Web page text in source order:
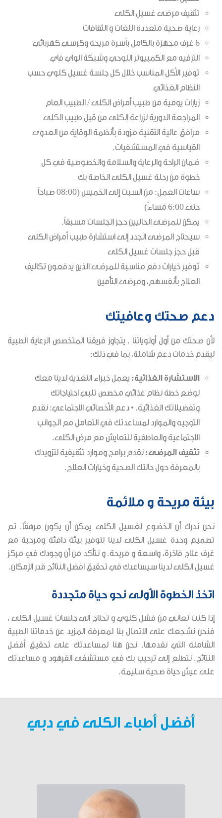
تثقيف مرضى غسيل الكلى
رعاية صحية متعددة اللغات و الثقافات
6 غرف مجهزة بالكامل بأسرة مريحة وكرسي كهربائي
الترفيه مع الكمبيوتر اللوحي وشبكة الواي فاي
توفير الأكل المناسب خلال كل جلسة غسيل كلوي حسب
النظام الغذائي
زيارات يومية من طبيب أمراض الكلى / الطبيب العام
المراجعة الدورية لزراعة الكلى من قبل طبيب الكلى
مرافق عالية التقنية مزودة بأنظمة الوقاية من العدوى
القياسية في المستشفيات.
ضمان الراحة والرعاية والسلامة والخصوصية في كل
خطوة من رحلة غسيل الكلى الخاصة بك
ساعات العمل: من السبت إلى الخميس (08:00 صباحاً
حتى 6:00 مساءً)
يمكن للمرضى الحاليين حجز الجلسات مسبقاً.
سيحتاج المرضى الجدد إلى استشارة طبيب أمراض الكلى
قبل حجز جلسات غسيل الكلى
توفير خيارات دفع مناسبة للمرضى الذين يدفعون تكاليف
العلاج بأنفسهم، ومرضى التأمين
دعم صحتك وعافيتك
لأن صحتك من أول أولوياتنا . يتجاوز فريقنا المتخصص الرعاية الطبية
ليقدم خدمات دعم شاملة، بما في ذلك:
الاستشارة الغذائية: يعمل خبراء التغذية لدينا معك
لوضع خطة نظام غذائي مخصص تلبي احتياجاتك
وتفضيلاتك الغذائية. • دعم الأخصائي الاجتماعي: نقدم
التوجيه والموارد لمساعدتك في التعامل مع الجوانب
الاجتماعية والعاطفية للتعايش مع مرض الكلى.
تثقيف المرضى: نقدم برامج وموارد تثقيفية لتزويدك
بالمعرفة حول حالتك الصحية وخيارات العلاج.
بيئة مريحة و ملائمة
نحن ندرك أن الخضوع لغسيل الكلى يمكن أن يكون مرهقًا. تم
تصميم وحدة غسيل الكلى لدينا لتوفير بيئة دافئة ومرحبة مع
غرف علاج فاخرة، واسعة و مريحة. و نتأكد من أن وجودك في مركز
غسيل الكلى لدينا سيساعدك في تحقيق افضل النتائج قدر الإمكان.
اتخذ الخطوة الأولى نحو حياة متجددة
إذا كنت تعاني من فشل كلوي و تحتاج الى جلسات غسيل الكلى ،
فنحن نشجعك على الاتصال بنا لمعرفة المزيد عن خدماتنا الطبية
الشاملة التي نقدمها. نحن هنا لمساعدتك على تحقيق أفضل
النتائج. نتطلع إلى ترحيب بك في مستشفى القرهود و مساعدتك
على عيش حياة صحية سليمة.
أفضل أطباء الكلى في دبي